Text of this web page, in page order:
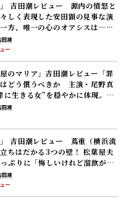
」 吉田潮レビュー 源内の憤怒と
しく表現した安田顕の見事な演
方、唯一の心のオアシスは……
田潮
ー
屋のマリア」吉田潮レビュー「罪
どう償うべきか 主演・尾野真
に生きる女”を穏やかに体現。岩
は鳥肌もの」
田潮
」 吉田潮レビュー 蔦重（横浜流
ちはだかる3つの壁！ 松葉屋夫
ぷりに「悔しいけれど溜飲が下
と2つは……
田潮
ー